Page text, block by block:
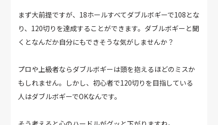
まず大前提ですが、18ホールすべてダブルボギーで108とな
り、120切りを達成することができます。ダブルボギーと聞
くとなんだか自分にもできそうな気がしませんか？
プロや上級者ならダブルボギーは頭を抱えるほどのミスか
もしれません。しかし、初心者で120切りを目指している
人はダブルボギーでOKなんです。